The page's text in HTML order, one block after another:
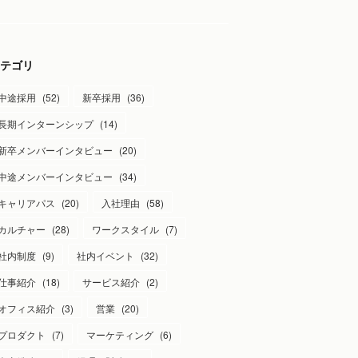
ゴリ
途採用 (52) 新卒採用 (36)
期インターンシップ (14)
卒メンバーインタビュー (20)
途メンバーインタビュー (34)
ャリアパス
(20) 入社理由 (58)
ルチャー (28) ワークスタイル (7)
内制度 (9) 社内イベント (32)
事紹介 (18) サービス紹介 (2)
フィス紹介 (3) 営業 (20)
ロダクト
(7) マーケティング (6)